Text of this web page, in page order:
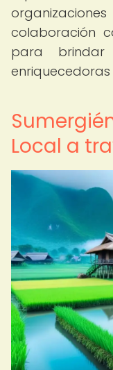
colaboración
para brindar
enriquecedoras
Local a